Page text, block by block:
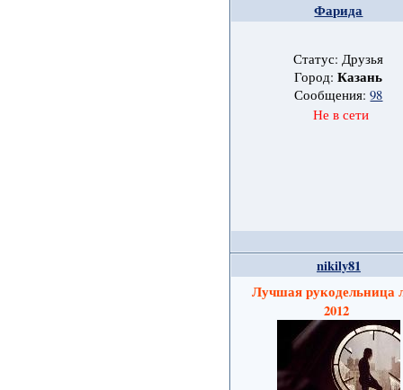
Фарида
Статус: Друзья
Город:Казань
Сообщения:98
Не в сети
nikily81
Лучшая рукодельница
2012